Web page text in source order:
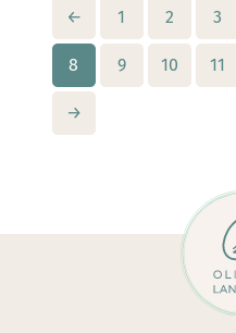
← 1 2 3
8 9 10 11
→